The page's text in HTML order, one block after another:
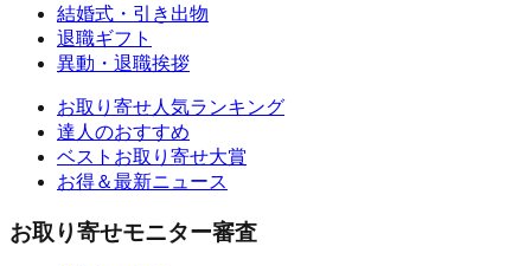
結婚式・引き出物
退職ギフト
異動・退職挨拶
お取り寄せ人気ランキング
達人のおすすめ
ベストお取り寄せ大賞
お得＆最新ニュース
お取り寄せモニター審査